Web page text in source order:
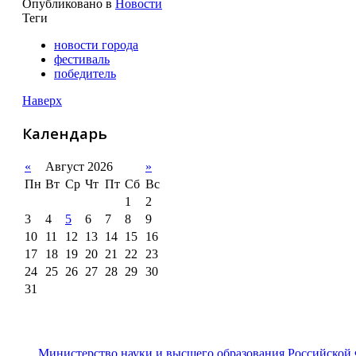
Опубликовано в Новости
Теги
новости города
фестиваль
победитель
Наверх
Календарь
« Август 2026
»
Пн Вт Ср Чт Пт Сб Вс
1
2
3
4 5 6 7 8
9
10
11 12 13 14 15
16
17
18 19 20 21 22
23
24
25 26 27 28 29 30
31